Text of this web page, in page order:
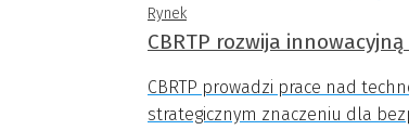
Rynek
CBRTP rozwija
CBRTP prowadzi prace nad
strategicznym znaczeniu dla